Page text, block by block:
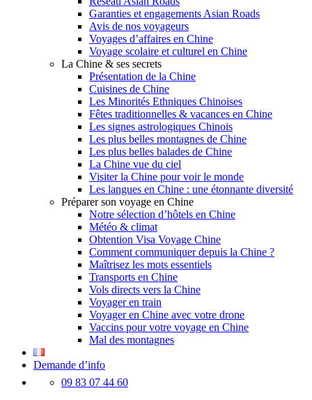
Garanties et engagements Asian Roads
Avis de nos voyageurs
Voyages d’affaires en Chine
Voyage scolaire et culturel en Chine
La Chine & ses secrets
Présentation de la Chine
Cuisines de Chine
Les Minorités Ethniques Chinoises
Fêtes traditionnelles & vacances en Chine
Les signes astrologiques Chinois
Les plus belles montagnes de Chine
Les plus belles balades de Chine
La Chine vue du ciel
Visiter la Chine pour voir le monde
Les langues en Chine : une étonnante diversité
Préparer son voyage en Chine
Notre sélection d’hôtels en Chine
Météo & climat
Obtention Visa Voyage Chine
Comment communiquer depuis la Chine ?
Maîtrisez les mots essentiels
Transports en Chine
Vols directs vers la Chine
Voyager en train
Voyager en Chine avec votre drone
Vaccins pour votre voyage en Chine
Mal des montagnes
Demande d’info
09 83 07 44 60